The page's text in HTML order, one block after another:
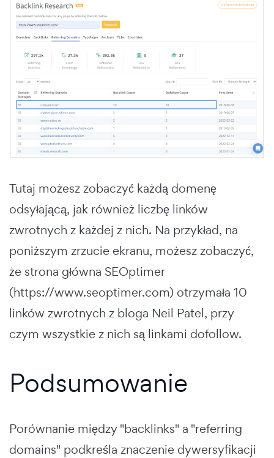
Tutaj możesz zobaczyć każdą domenę
odsyłającą, jak również liczbę linków
zwrotnych z każdej z nich. Na przykład, na
poniższym zrzucie ekranu, możesz zobaczyć,
że strona główna SEOptimer
(https://www.seoptimer.com) otrzymała 10
linków zwrotnych z bloga Neil Patel, przy
czym wszystkie z nich są linkami dofollow.
Podsumowanie
Porównanie między "backlinks" a "referring
domains" podkreśla znaczenie dywersyfikacji